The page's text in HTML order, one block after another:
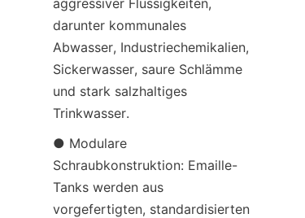
darunter kommunales
Abwasser, Industriechemikalien,
Sickerwasser, saure Schlämme
und stark salzhaltiges
Trinkwasser.
● Modulare
Schraubkonstruktion: Emaille-
Tanks werden aus
vorgefertigten, standardisierten